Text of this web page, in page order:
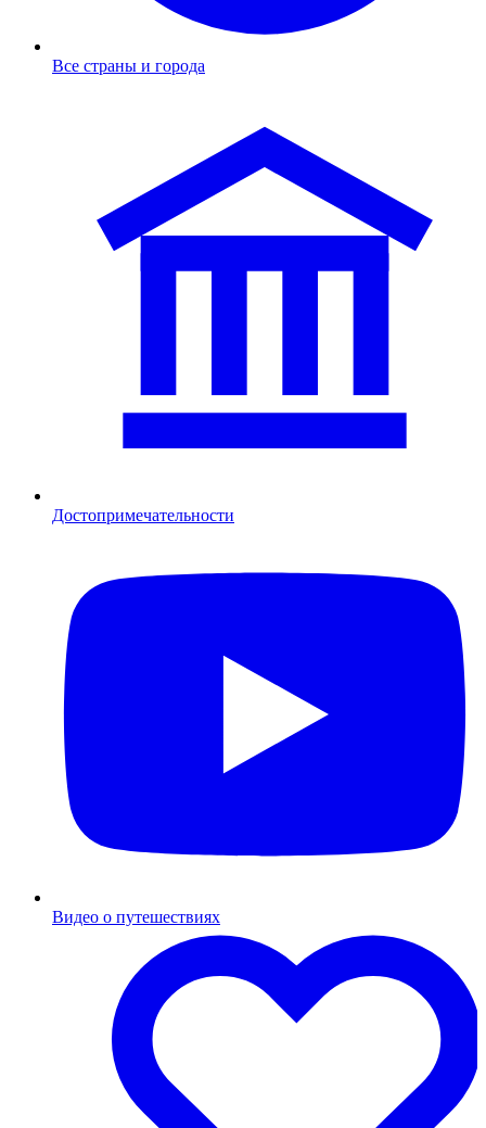
Все страны и города
Достопримечательности
Видео о путешествиях